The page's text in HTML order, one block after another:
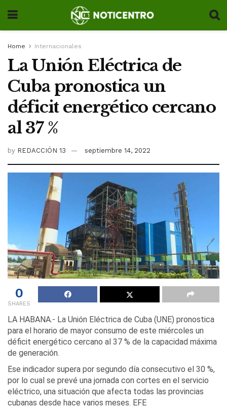
Home Internacionales
La Unión Eléctrica de
Cuba pronostica un
déficit energético cercano
al 37 %
by REDACCIÓN 13 septiembre 14, 2022
0
SHARES
LA HABANA.- La Unión Eléctrica de Cuba (UNE) pronostica
para el horario de mayor consumo de este miércoles un
déficit energético cercano al 37 % de la capacidad máxima
de generación.
Ese indicador supera por segundo día consecutivo el 30 %,
por lo cual se prevé una jornada con cortes en el servicio
eléctrico, una situación que afecta todas las provincias
cubanas desde hace varios meses. EFE